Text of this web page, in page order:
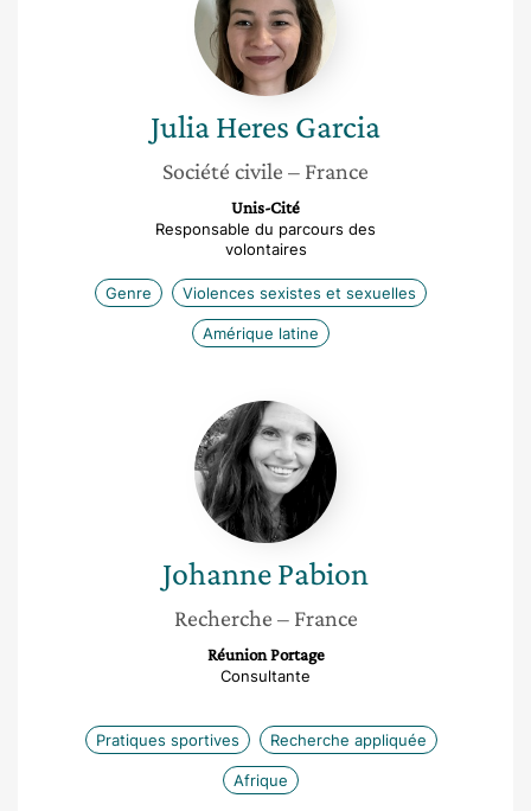
Garcia
JuliaHeres Garcia
Société civile – France
Unis-Cité
Responsable du parcours des
volontaires
Genre Violences sexistes et sexuelles
Amérique latine
Johanne
Pabion
JohannePabion
Recherche – France
Réunion Portage
Consultante
Pratiques sportives Recherche appliquée
Afrique